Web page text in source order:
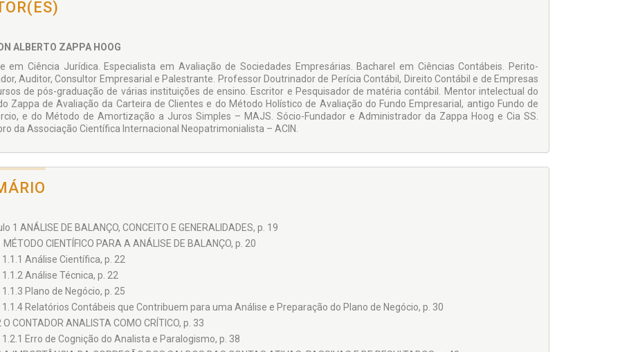
de exposição de capital;
de probabilidades de situações patrimoniais;
de ampliação de mercados, abertura de filiais;
fusão, incorporação e liquidação de empresas;
judiciais e auditorias;
de propostas de recuperação judicial ou extrajudicial;
de patologias patrimoniais; e
ALBERTO ZAPPA HOOG
em Ciência Jurídica. Especialista em Avaliação de Sociedades Empresárias. Bacharel em Ciências Contábeis. Perito-
Auditor, Consultor Empresarial e Palestrante. Professor Doutrinador de Perícia Contábil, Direito Contábil e de Empresas
de pós-graduação de várias instituições de ensino. Escritor e Pesquisador de matéria contábil. Mentor intelectual do
Zappa de Avaliação da Carteira de Clientes e do Método Holístico de Avaliação do Fundo Empresarial, antigo Fundo de
e do Método de Amortização a Juros Simples – MAJS. Sócio-Fundador e Administrador da Zappa Hoog e Cia SS.
da Associação Científica Internacional Neopatrimonialista – ACIN.
1 ANÁLISE DE BALANÇO, CONCEITO E GENERALIDADES, p. 19
MÉTODO CIENTÍFICO PARA A ANÁLISE DE BALANÇO, p. 20
1.1.1 Análise Científica, p. 22
1.1.2 Análise Técnica, p. 22
1.1.3 Plano de Negócio, p. 25
1.1.4 Relatórios Contábeis que Contribuem para uma Análise e Preparação do Plano de Negócio, p. 30
O CONTADOR ANALISTA COMO CRÍTICO, p. 33
1.2.1 Erro de Cognição do Analista e Paralogismo, p. 38